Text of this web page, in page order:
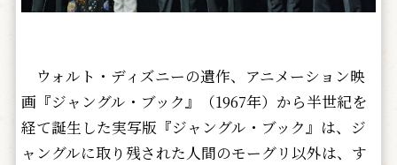
ウォルト・ディズニーの遺作、アニメーション映
画『ジャングル・ブック』（1967年）から半世紀を
経て誕生した実写版『ジャングル・ブック』は、ジ
ャングルに取り残された人間のモーグリ以外は、す